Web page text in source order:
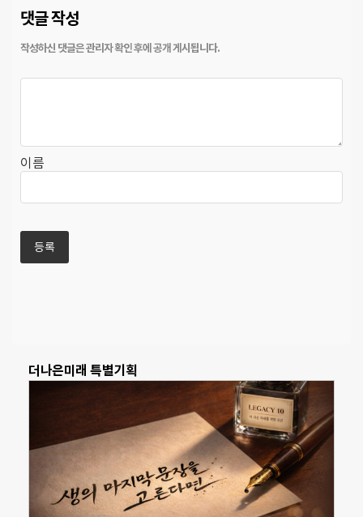
댓글 작성
이름
더나은미래 특별기획